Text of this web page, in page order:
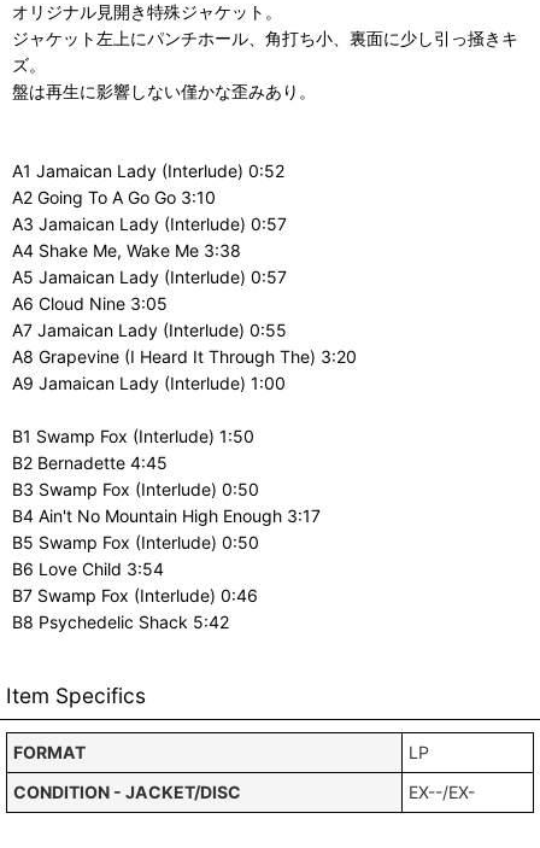
オリジナル見開き特殊ジャケット。
ジャケット左上にパンチホール、角打ち小、裏面に少し引っ掻きキ
ズ。
盤は再生に影響しない僅かな歪みあり。
A1 Jamaican Lady (Interlude) 0:52
A2 Going To A Go Go 3:10
A3 Jamaican Lady (Interlude) 0:57
A4 Shake Me, Wake Me 3:38
A5 Jamaican Lady (Interlude) 0:57
A6 Cloud Nine 3:05
A7 Jamaican Lady (Interlude) 0:55
A8 Grapevine (I Heard It Through The) 3:20
A9 Jamaican Lady (Interlude) 1:00
B1 Swamp Fox (Interlude) 1:50
B2 Bernadette 4:45
B3 Swamp Fox (Interlude) 0:50
B4 Ain't No Mountain High Enough 3:17
B5 Swamp Fox (Interlude) 0:50
B6 Love Child 3:54
B7 Swamp Fox (Interlude) 0:46
B8 Psychedelic Shack 5:42
Item Specifics
FORMAT
LP
CONDITION - JACKET/DISC
EX--/EX-